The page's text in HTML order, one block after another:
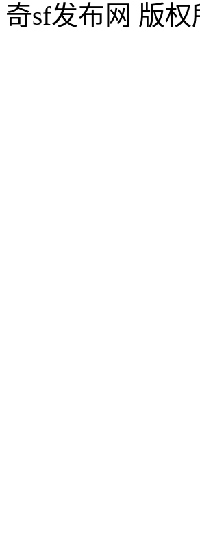
奇sf发布网 版权